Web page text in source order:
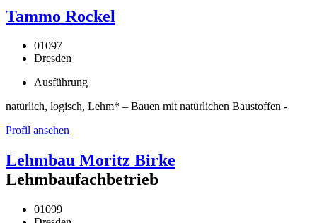
Tammo Rockel
01097
Dresden
Ausführung
natürlich, logisch, Lehm* – Bauen mit natürlichen Baustoffen -
Profil ansehen
Lehmbau Moritz Birke
Lehmbaufachbetrieb
01099